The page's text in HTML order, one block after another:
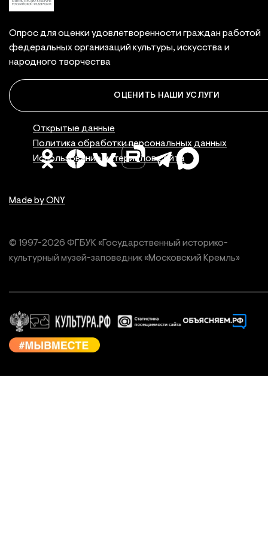
Опрос для оценки удовлетворенности граждан работой
федеральных организаций культуры, искусства и
народного творчества
ОЦЕНИТЬ НАШИ УСЛУГИ
Made by ONY
© 1997-2026 ФГБУК «Государственный историко-
культурный музей-заповедник «Московский Кремль»
Правовая
Открытые данные
Политика обработки персональных данных
Использование материалов сайта